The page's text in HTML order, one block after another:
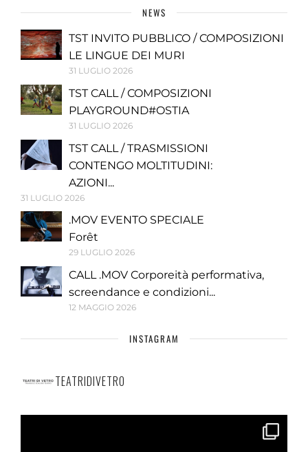
NEWS
TST INVITO PUBBLICO / COMPOSIZIONI
LE LINGUE DEI MURI
31 LUGLIO 2026
TST CALL / COMPOSIZIONI
PLAYGROUND#OSTIA
31 LUGLIO 2026
TST CALL / TRASMISSIONI
CONTENGO MOLTITUDINI:
AZIONI...
31 LUGLIO 2026
.MOV EVENTO SPECIALE
Forêt
29 LUGLIO 2026
CALL .MOV Corporeità performativa,
screendance e condizioni...
12 MAGGIO 2026
INSTAGRAM
TEATRIDIVETRO